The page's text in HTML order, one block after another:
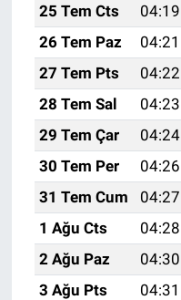
25 Tem Cts
04:19
26 Tem Paz
04:21
27 Tem Pts
04:22
28 Tem Sal
04:23
29 Tem Çar
04:24
30 Tem Per
04:26
31 Tem Cum
04:27
1 Ağu Cts
04:28
2 Ağu Paz
04:30
3 Ağu Pts
04:31